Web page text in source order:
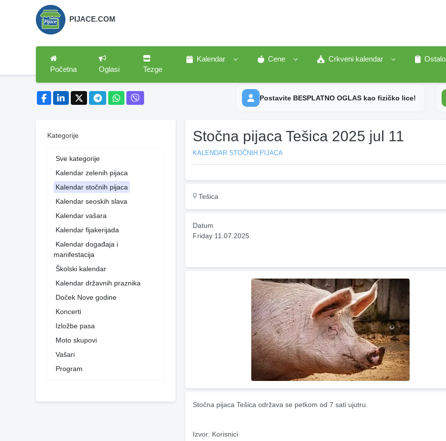
PIJACE.COM
Početna Oglasi Tezge
Kalendar Cene Crkveni kalendar
Ostalo
Postavite BESPLATNO OGLAS kao fizičko lice!
Kategorije
Sve kategorije
Kalendar zelenih pijaca
Kalendar stočnih pijaca
Kalendar seoskih slava
Kalendar vašara
Kalendar fijakerijada
Kalendar događaja i
manifestacija
Školski kalendar
Kalendar državnih praznika
Doček Nove godine
Koncerti
Izložbe pasa
Moto skupovi
Vašari
Program
Stočna pijaca Tešica 2025 jul 11
KALENDAR STOČNIH PIJACA
Tešica
Datum
Friday 11.07.2025.
Stočna pijaca Tešica održava se petkom od 7 sati ujutru.
Izvor: Korisnici